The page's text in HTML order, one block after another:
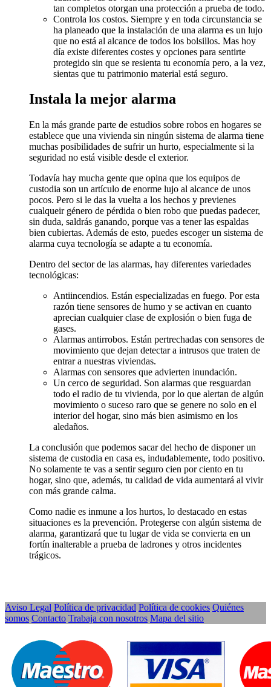
tan completos otorgan una protección a prueba de todo.
Controla los costos. Siempre y en toda circunstancia se
ha planeado que la instalación de una alarma es un lujo
que no está al alcance de todos los bolsillos. Mas hoy
día existe diferentes costes y opciones para sentirte
protegido sin que se resienta tu economía pero, a la vez,
sientas que tu patrimonio material está seguro.
Instala la mejor alarma
En la más grande parte de estudios sobre robos en hogares se
establece que una vivienda sin ningún sistema de alarma tiene
muchas posibilidades de sufrir un hurto, especialmente si la
seguridad no está visible desde el exterior.
Todavía hay mucha gente que opina que los equipos de
custodia son un artículo de enorme lujo al alcance de unos
pocos. Pero si le das la vuelta a los hechos y previenes
cualqueir género de pérdida o bien robo que puedas padecer,
sin duda, saldrás ganando, porque vas a tener las espaldas
bien cubiertas. Además de esto, puedes escoger un sistema de
alarma cuya tecnología se adapte a tu economía.
Dentro del sector de las alarmas, hay diferentes variedades
tecnológicas:
Antiincendios. Están especializadas en fuego. Por esta
razón tiene sensores de humo y se activan en cuanto
aprecian cualquier clase de explosión o bien fuga de
gases.
Alarmas antirrobos. Están pertrechadas con sensores de
movimiento que dejan detectar a intrusos que traten de
entrar a nuestras viviendas.
Alarmas con sensores que advierten inundación.
Un cerco de seguridad. Son alarmas que resguardan
todo el radio de tu vivienda, por lo que alertan de algún
movimiento o suceso raro que se genere no solo en el
interior del hogar, sino más bien asimismo en los
aledaños.
La conclusión que podemos sacar del hecho de disponer un
sistema de custodia en casa es, indudablemente, todo positivo.
No solamente te vas a sentir seguro cien por ciento en tu
hogar, sino que, además, tu calidad de vida aumentará al vivir
con más grande calma.
Como nadie es inmune a los hurtos, lo destacado en estas
situaciones es la prevención. Protegerse con algún sistema de
alarma, garantizará que tu lugar de vida se convierta en un
fortín inalterable a prueba de ladrones y otros incidentes
trágicos.
Aviso Legal Política de privacidad Política de cookies Quiénes
somos Contacto Trabaja con nosotros Mapa del sitio